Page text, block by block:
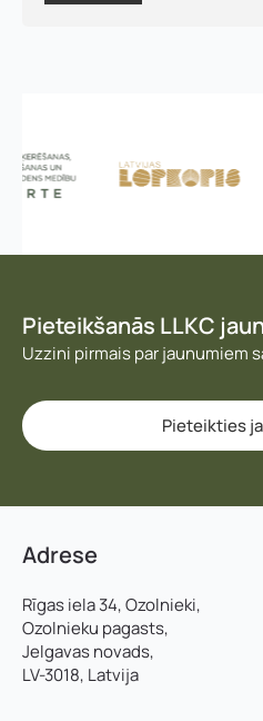
Pieteikšanās LLKC
Uzzini pirmais par jaunumiem
Pieteikties
Adrese
Rīgas iela 34, Ozolnieki,
Ozolnieku pagasts,
Jelgavas novads,
LV-3018, Latvija